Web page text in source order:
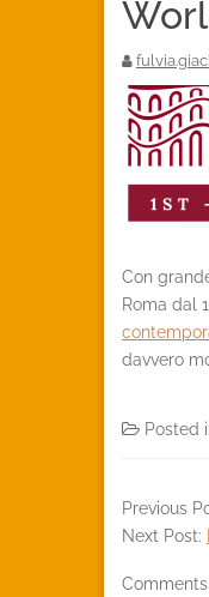
Con
Roma dal
davvero
Posted
Previous
Next Post: